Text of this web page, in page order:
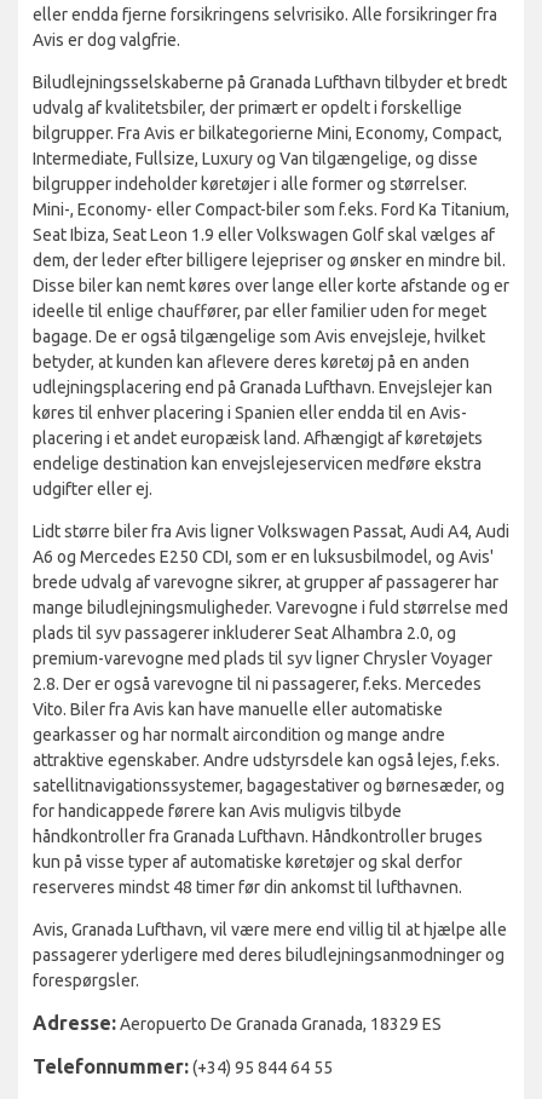
eller endda fjerne forsikringens selvrisiko. Alle forsikringer fra
Avis er dog valgfrie.
Biludlejningsselskaberne på Granada Lufthavn tilbyder et bredt
udvalg af kvalitetsbiler, der primært er opdelt i forskellige
bilgrupper. Fra Avis er bilkategorierne Mini, Economy, Compact,
Intermediate, Fullsize, Luxury og Van tilgængelige, og disse
bilgrupper indeholder køretøjer i alle former og størrelser.
Mini-, Economy- eller Compact-biler som f.eks. Ford Ka Titanium,
Seat Ibiza, Seat Leon 1.9 eller Volkswagen Golf skal vælges af
dem, der leder efter billigere lejepriser og ønsker en mindre bil.
Disse biler kan nemt køres over lange eller korte afstande og er
ideelle til enlige chauffører, par eller familier uden for meget
bagage. De er også tilgængelige som Avis envejsleje, hvilket
betyder, at kunden kan aflevere deres køretøj på en anden
udlejningsplacering end på Granada Lufthavn. Envejslejer kan
køres til enhver placering i Spanien eller endda til en Avis-
placering i et andet europæisk land. Afhængigt af køretøjets
endelige destination kan envejslejeservicen medføre ekstra
udgifter eller ej.
Lidt større biler fra Avis ligner Volkswagen Passat, Audi A4, Audi
A6 og Mercedes E250 CDI, som er en luksusbilmodel, og Avis'
brede udvalg af varevogne sikrer, at grupper af passagerer har
mange biludlejningsmuligheder. Varevogne i fuld størrelse med
plads til syv passagerer inkluderer Seat Alhambra 2.0, og
premium-varevogne med plads til syv ligner Chrysler Voyager
2.8. Der er også varevogne til ni passagerer, f.eks. Mercedes
Vito. Biler fra Avis kan have manuelle eller automatiske
gearkasser og har normalt aircondition og mange andre
attraktive egenskaber. Andre udstyrsdele kan også lejes, f.eks.
satellitnavigationssystemer, bagagestativer og børnesæder, og
for handicappede førere kan Avis muligvis tilbyde
håndkontroller fra Granada Lufthavn. Håndkontroller bruges
kun på visse typer af automatiske køretøjer og skal derfor
reserveres mindst 48 timer før din ankomst til lufthavnen.
Avis, Granada Lufthavn, vil være mere end villig til at hjælpe alle
passagerer yderligere med deres biludlejningsanmodninger og
forespørgsler.
Adresse:Aeropuerto De Granada Granada, 18329 ES
Telefonnummer:(+34) 95 844 64 55